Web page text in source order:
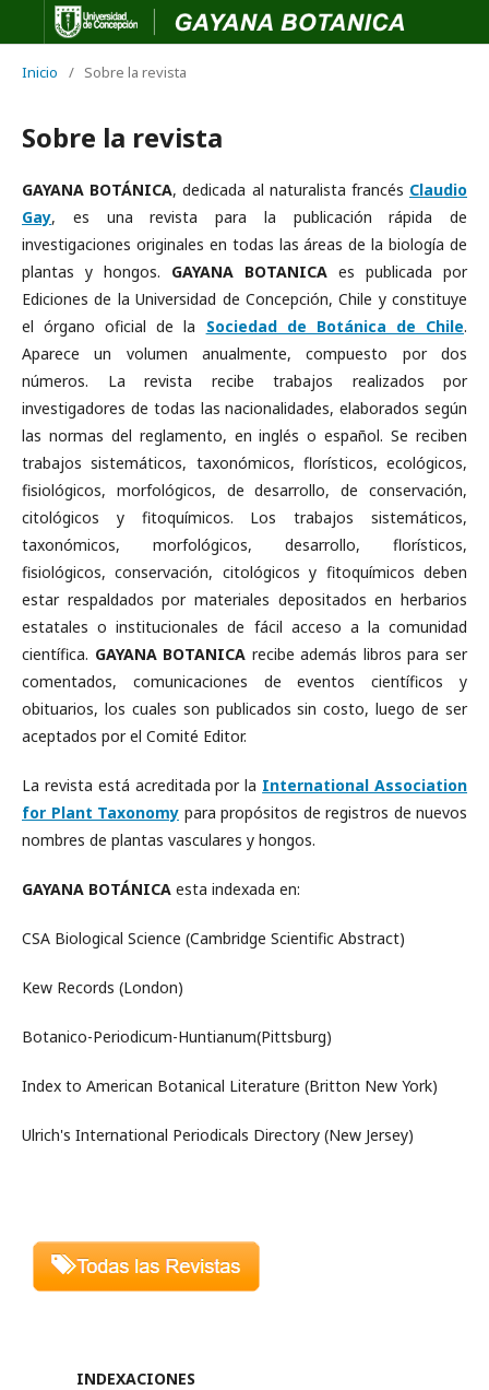
Inicio / Sobre la revista
Sobre la revista
GAYANA BOTÁNICA, dedicada al naturalista francés Claudio
Gay, es una revista para la publicación rápida de
investigaciones originales en todas las áreas de la biología de
plantas y hongos. GAYANA BOTANICA es publicada por
Ediciones de la Universidad de Concepción, Chile y constituye
el órgano oficial de la Sociedad de Botánica de Chile.
Aparece un volumen anualmente, compuesto por dos
números. La revista recibe trabajos realizados por
investigadores de todas las nacionalidades, elaborados según
las normas del reglamento, en inglés o español. Se reciben
trabajos sistemáticos, taxonómicos, florísticos, ecológicos,
fisiológicos, morfológicos, de desarrollo, de conservación,
citológicos y fitoquímicos. Los trabajos sistemáticos,
taxonómicos, morfológicos, desarrollo, florísticos,
fisiológicos, conservación, citológicos y fitoquímicos deben
estar respaldados por materiales depositados en herbarios
estatales o institucionales de fácil acceso a la comunidad
científica. GAYANA BOTANICA recibe además libros para ser
comentados, comunicaciones de eventos científicos y
obituarios, los cuales son publicados sin costo, luego de ser
aceptados por el Comité Editor.
La revista está acreditada por la International Association
for Plant Taxonomy para propósitos de registros de nuevos
nombres de plantas vasculares y hongos.
GAYANA BOTÁNICA esta indexada en:
CSA Biological Science (Cambridge Scientific Abstract)
Kew Records (London)
Botanico-Periodicum-Huntianum(Pittsburg)
Index to American Botanical Literature (Britton New York)
Ulrich's International Periodicals Directory (New Jersey)
INDEXACIONES